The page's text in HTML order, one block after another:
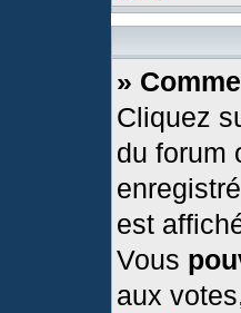
»
Cliquez
du forum
est
Vous
aux